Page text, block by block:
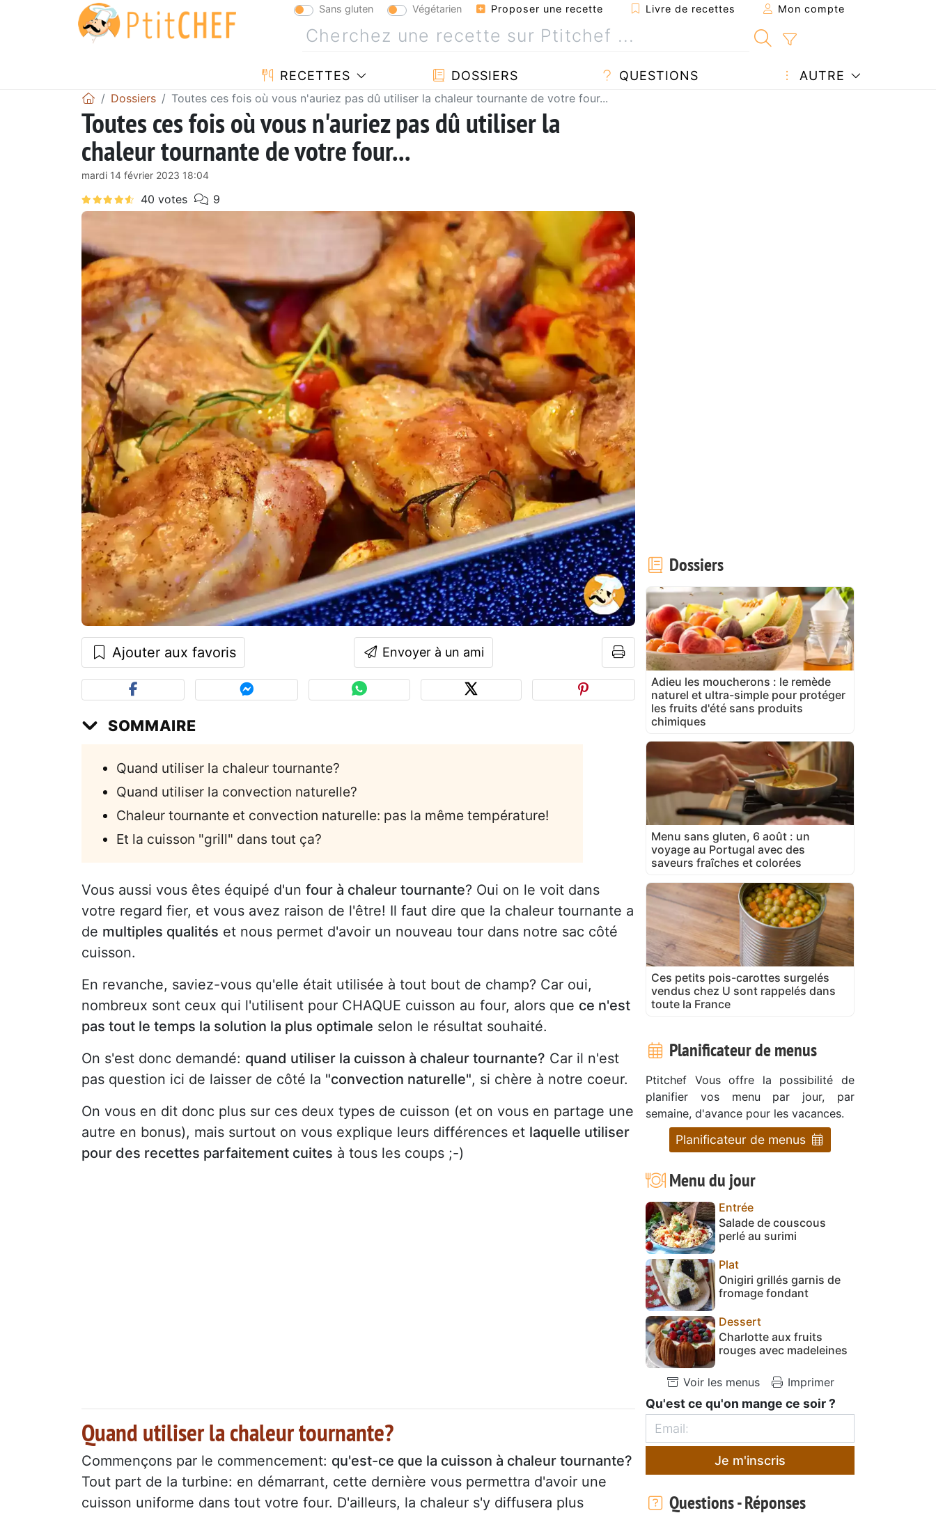
Sans gluten Végétarien Proposer une recette Livre de recettes Mon compte
RECETTES DOSSIERS QUESTIONS AUTRE
Dossiers Toutes ces fois où vous n'auriez pas dû utiliser la chaleur tournante de votre four...
Toutes ces fois où vous n'auriez pas dû utiliser la
chaleur tournante de votre four...
mardi 14 février 2023 18:04
Ajouter aux favoris Envoyer à un ami
SOMMAIRE
Quand utiliser la chaleur tournante?
Quand utiliser la convection naturelle?
Chaleur tournante et convection naturelle: pas la même température!
Et la cuisson "grill" dans tout ça?
Vous aussi vous êtes équipé d'un four à chaleur tournante? Oui on le voit dans
votre regard fier, et vous avez raison de l'être! Il faut dire que la chaleur tournante a
de multiples qualités et nous permet d'avoir un nouveau tour dans notre sac côté
cuisson.
En revanche, saviez-vous qu'elle était utilisée à tout bout de champ? Car oui,
nombreux sont ceux qui l'utilisent pour CHAQUE cuisson au four, alors que ce n'est
pas tout le temps la solution la plus optimale selon le résultat souhaité.
On s'est donc demandé: quand utiliser la cuisson à chaleur tournante? Car il n'est
pas question ici de laisser de côté la "convection naturelle", si chère à notre coeur.
On vous en dit donc plus sur ces deux types de cuisson (et on vous en partage une
autre en bonus), mais surtout on vous explique leurs différences et laquelle utiliser
pour des recettes parfaitement cuites à tous les coups ;-)
Quand utiliser la chaleur tournante?
Commençons par le commencement: qu'est-ce que la cuisson à chaleur tournante?
Tout part de la turbine: en démarrant, cette dernière vous permettra d'avoir une
cuisson uniforme dans tout votre four. D'ailleurs, la chaleur s'y diffusera plus
Dossiers
Adieu les moucherons : le remède
naturel et ultra-simple pour protéger
les fruits d'été sans produits
chimiques
Menu sans gluten, 6 août : un
voyage au Portugal avec des
saveurs fraîches et colorées
Ces petits pois-carottes surgelés
vendus chez U sont rappelés dans
toute la France
Planificateur de menus
Ptitchef Vous offre la possibilité de
planifier vos menu par jour, par
semaine, d'avance pour les vacances.
Planificateur de menus
Menu du jour
Entrée
Salade de couscous
perlé au surimi
Plat
Onigiri grillés garnis de
fromage fondant
Dessert
Charlotte aux fruits
rouges avec madeleines
Voir les menus Imprimer
Qu'est ce qu'on mange ce soir ?
Je m'inscris
Questions - Réponses